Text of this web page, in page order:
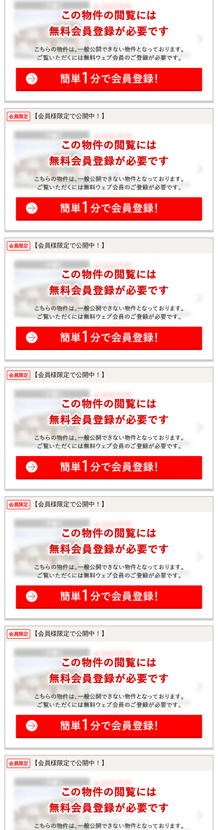
会員限定 【会員様限定で公開中！】
会員限定 【会員様限定で公開中！】
会員限定 【会員様限定で公開中！】
会員限定 【会員様限定で公開中！】
会員限定 【会員様限定で公開中！】
会員限定 【会員様限定で公開中！】